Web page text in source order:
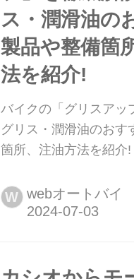
ス・潤滑油の
製品や整備箇
法を紹介!
バイクの「グリスアッ
グリス・潤滑油のおす
箇所、注油方法を紹介
「新橋モーター商会」
常連客がトラブルを抱
題は「グリスアップ」
W webオートバイ